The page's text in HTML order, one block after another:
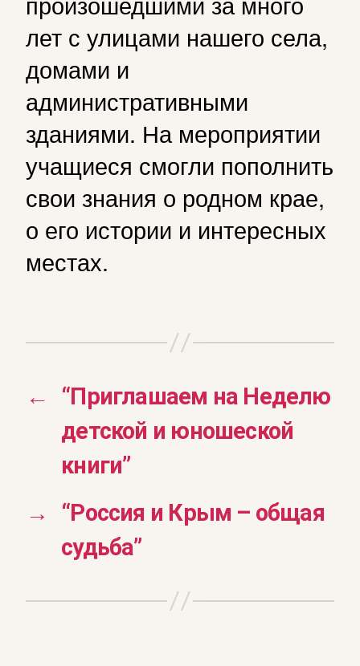
лет с улицами нашего села,
домами и
административными
зданиями. На мероприятии
учащиеся смогли пополнить
свои знания о родном крае,
о его истории и интересных
местах.
←
“Приглашаем на Неделю
детской и юношеской
книги”
→
“Россия и Крым – общая
судьба”